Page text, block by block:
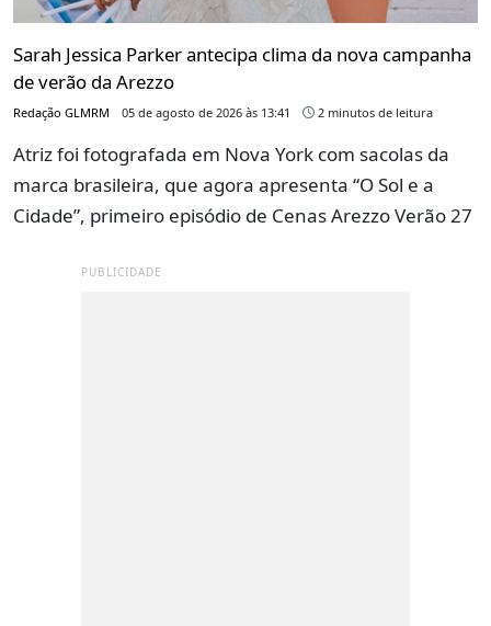
Sarah Jessica Parker antecipa clima da nova campanha
de verão da Arezzo
Redação GLMRM 05 de agosto de 2026 às 13:41 2 minutos de leitura
Atriz foi fotografada em Nova York com sacolas da
marca brasileira, que agora apresenta “O Sol e a
Cidade”, primeiro episódio de Cenas Arezzo Verão 27
PUBLICIDADE